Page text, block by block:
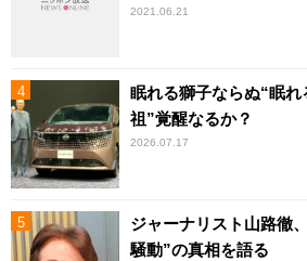
2021.06.21
眠れる獅子ならぬ“眠
祖”覚醒なるか？
2026.07.17
ジャーナリスト山路徹
騒動”の真相を語る